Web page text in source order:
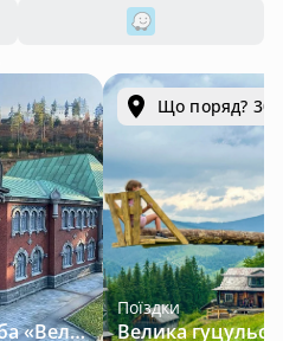
Парк-музей просто неба «Велична Україна»
Що поряд?
Поїздки